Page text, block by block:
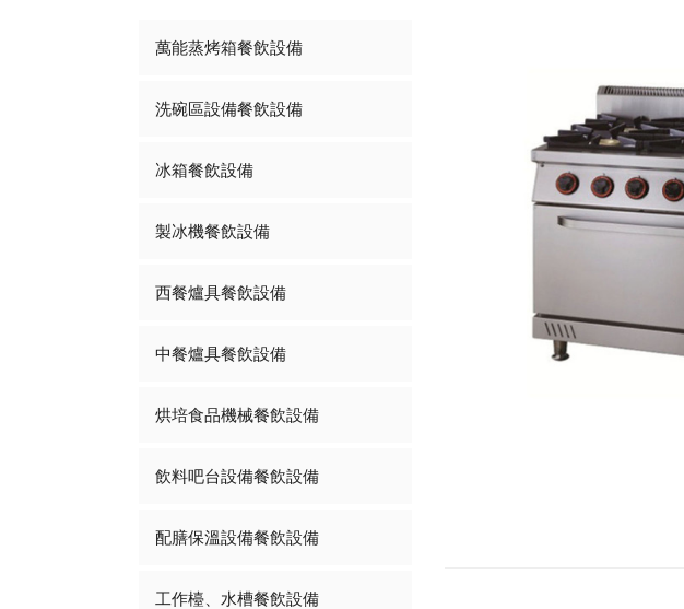
萬能蒸烤箱餐飲設備
洗碗區設備餐飲設備
冰箱餐飲設備
製冰機餐飲設備
西餐爐具餐飲設備
中餐爐具餐飲設備
烘培食品機械餐飲設備
飲料吧台設備餐飲設備
配膳保溫設備餐飲設備
工作檯、水槽餐飲設備